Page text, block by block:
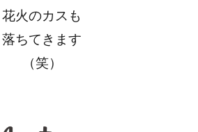
花火のカスも
落ちてきます
（笑）